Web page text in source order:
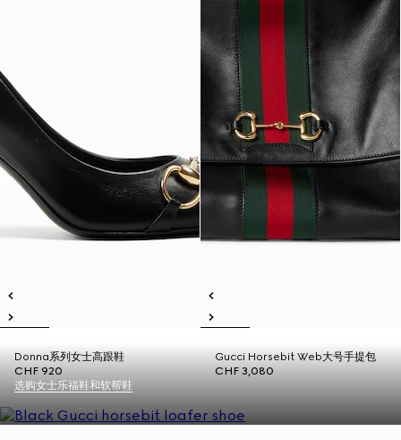
Donna系列女士高跟鞋
CHF 920
Gucci Horsebit Web大号手提包
CHF 3,080
选购女士乐福鞋和软帮鞋